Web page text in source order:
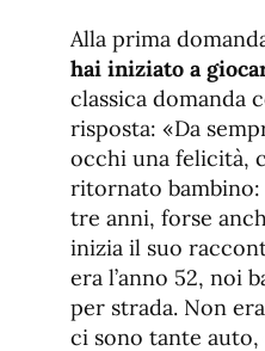
Alla prima
hai iniziato a
classica domanda
risposta: «Da
occhi una felicità,
ritornato bambino:
tre anni, forse
inizia il suo
era l’anno 52, noi
per strada. Non
ci sono tante